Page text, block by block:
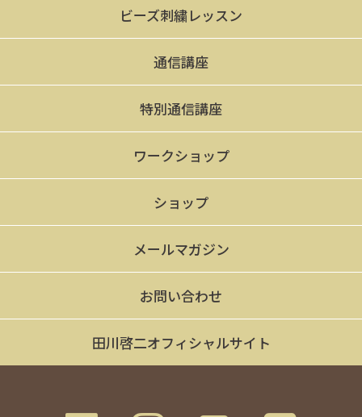
ビーズ刺繍レッスン
通信講座
特別通信講座
ワークショップ
ショップ
メールマガジン
お問い合わせ
田川啓二オフィシャルサイト